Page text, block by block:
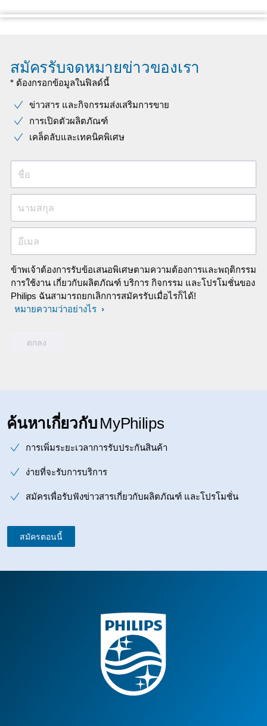
สมัครรับจดหมายข่าวของเรา
* ต้องกรอกข้อมูลในฟิลด์นี้
ข่าวสาร และกิจกรรมส่งเสริมการขาย
การเปิดตัวผลิตภัณฑ์
เคล็ดลับและเทคนิคพิเศษ
ชื่อ
นามสกุล
อีเมล
ข้าพเจ้าต้องการรับข้อเสนอพิเศษตามความต้องการและพฤติกรรม
การใช้งาน เกี่ยวกับผลิตภัณฑ์ บริการ กิจกรรม และโปรโมชั่นของ
Philips ฉันสามารถยกเลิกการสมัครรับเมื่อไรก็ได้!
หมายความว่าอย่างไร
ค้นหาเกี่ยวกับ MyPhilips
การเพิ่มระยะเวลาการรับประกันสินค้า
ง่ายที่จะรับการบริการ
สมัครเพื่อรับฟังข่าวสารเกี่ยวกับผลิตภัณฑ์ และโปรโมชั่น
สมัครตอนนี้